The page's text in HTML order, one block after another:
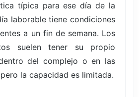
típica para ese día de la
laborable tiene condiciones
a un fin de semana. Los
suelen tener su propio
del complejo o en las
la capacidad es limitada.